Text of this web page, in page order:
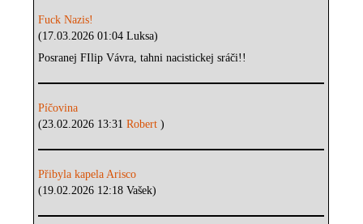
Fuck Nazis!
(17.03.2026 01:04 Luksa)
Posranej FIlip Vávra, tahni nacistickej sráči!!
Píčovina
(23.02.2026 13:31Robert)
Přibyla kapela Arisco
(19.02.2026 12:18 Vašek)